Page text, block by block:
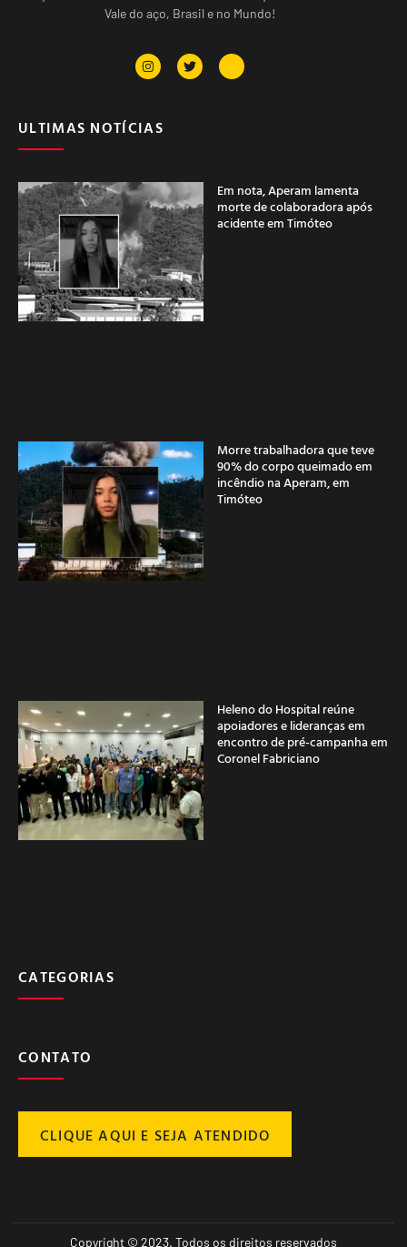
Vale do aço, Brasil e no Mundo!
ULTIMAS NOTÍCIAS
Em nota, Aperam lamenta
morte de colaboradora após
acidente em Timóteo
Morre trabalhadora que teve
90% do corpo queimado em
incêndio na Aperam, em
Timóteo
Heleno do Hospital reúne
apoiadores e lideranças em
encontro de pré-campanha em
Coronel Fabriciano
CATEGORIAS
CONTATO
CLIQUE AQUI E SEJA ATENDIDO
Copyright © 2023. Todos os direitos reservados